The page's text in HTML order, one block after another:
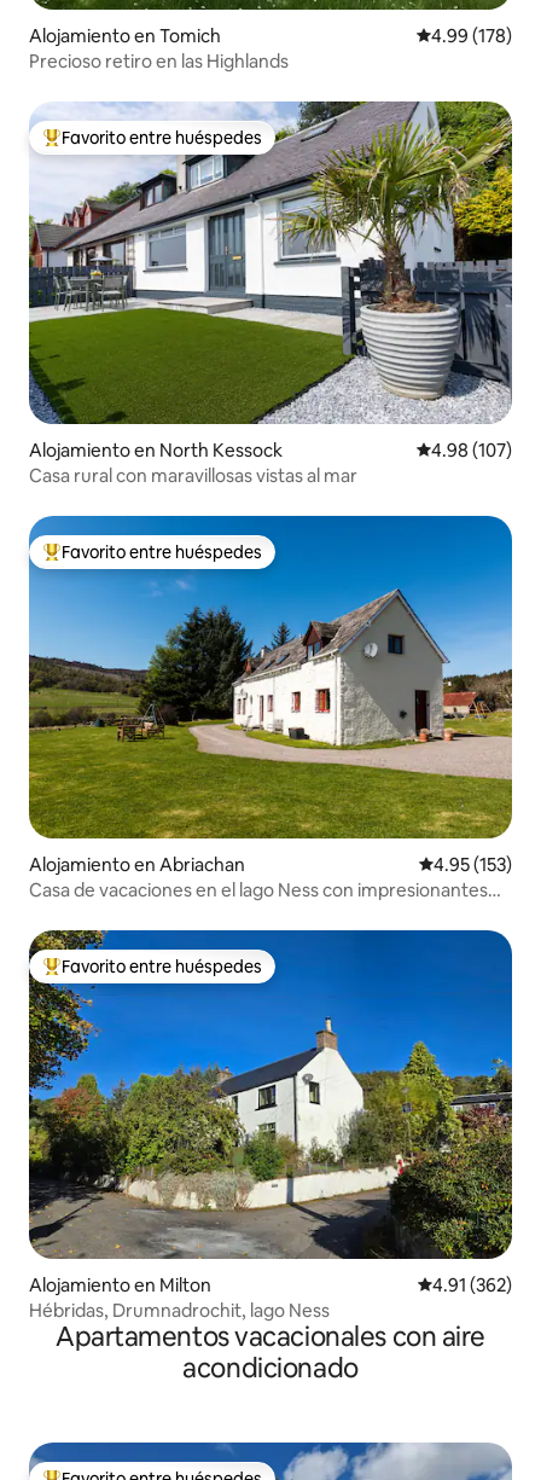
Alojamiento en Tomich Calificación
4.99 (178)
Precioso retiro en las Highlands
Favorito entre huéspedes preferido
Favorito entre huéspedes
Alojamiento en North Kessock Calificación
4.98 (107)
Casa rural con maravillosas vistas al mar
Favorito entre huéspedes preferido
Favorito entre huéspedes
Alojamiento en Abriachan Calificación
4.95 (153)
Casa de vacaciones en el lago Ness con impresionantes
Favorito entre huéspedes preferido
Favorito entre huéspedes
Alojamiento en Milton Calificación
4.91 (362)
Hébridas, Drumnadrochit, lago Ness
Apartamentos vacacionales con aire
acondicionado